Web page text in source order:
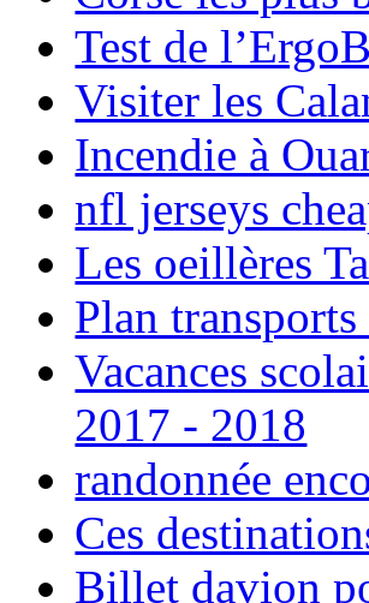
Test de
Visiter les
Incendie à
nfl jerseys
Les oeillères
Plan
Vacances
2017 - 2018
randonnée
Ces
Billet davion